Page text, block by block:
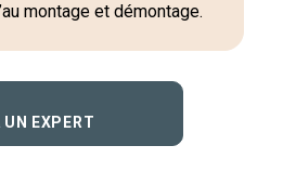
montage et démontage.
UN EXPERT